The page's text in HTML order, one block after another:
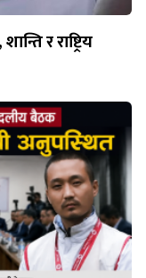
र राष्ट्रिय